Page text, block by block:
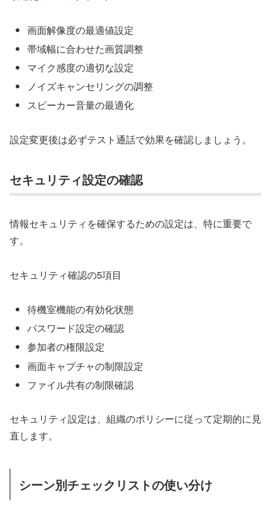
画面解像度の最適値設定
帯域幅に合わせた画質調整
マイク感度の適切な設定
ノイズキャンセリングの調整
スピーカー音量の最適化
設定変更後は必ずテスト通話で効果を確認しましょう。
セキュリティ設定の確認
情報セキュリティを確保するための設定は、特に重要で
す。
セキュリティ確認の5項目
待機室機能の有効化状態
パスワード設定の確認
参加者の権限設定
画面キャプチャの制限設定
ファイル共有の制限確認
セキュリティ設定は、組織のポリシーに従って定期的に見
直します。
シーン別チェックリストの使い分け